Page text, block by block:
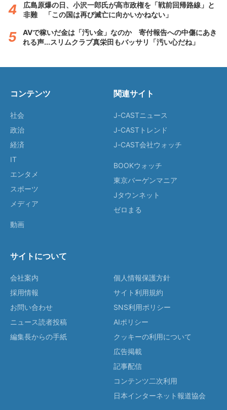
広島原爆の日、小沢一郎氏が高市政権を「戦前回帰路線」と
非難 「この国は再び滅亡に向かいかねない」
AVで稼いだ金は「汚い金」なのか 寄付報告への中傷にあき
れる声...スリムクラブ真栄田もバッサリ「汚い心だね」
コンテンツ
社会
政治
経済
IT
エンタメ
スポーツ
メディア
動画
関連サイト
J-CASTニュース
J-CASTトレンド
J-CAST会社ウォッチ
BOOKウォッチ
東京バーゲンマニア
Jタウンネット
ゼロまる
サイトについて
会社案内
採用情報
お問い合わせ
ニュース読者投稿
編集長からの手紙
個人情報保護方針
サイト利用規約
SNS利用ポリシー
AIポリシー
クッキーの利用について
広告掲載
記事配信
コンテンツ二次利用
日本インターネット報道協会